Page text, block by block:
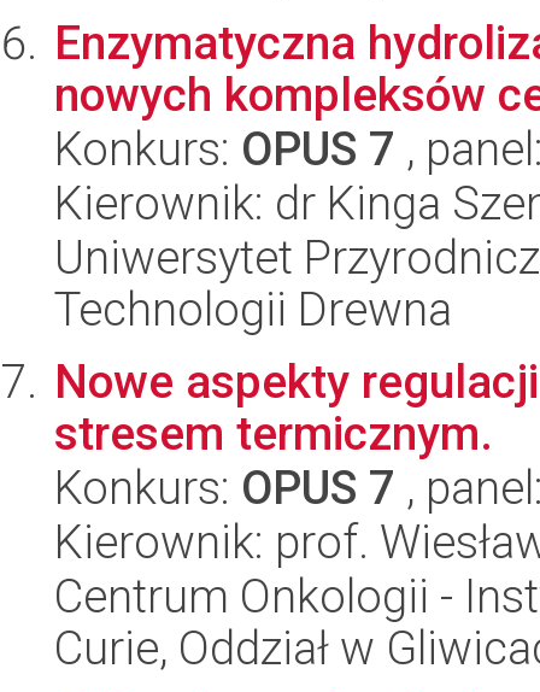
Enzymatyczna
nowych kompleksów
Konkurs: OPUS 7 ,
Kierownik: dr Kinga
Uniwersytet
Technologii Drewna
Nowe aspekty
stresem termicznym.
Konkurs: OPUS 7 ,
Kierownik: prof.
Centrum Onkologii -
Curie, Oddział w